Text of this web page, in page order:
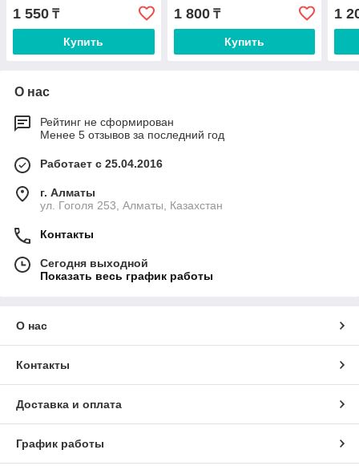
1 550 ₸
Купить
1 800₸
Купить
1
О нас
Рейтинг не сформирован
Менее 5 отзывов за последний год
Работает с 25.04.2016
г. Алматы
ул. Гоголя 253, Алматы, Казахстан
Контакты
Сегодня выходной
Показать весь график работы
О нас
Контакты
Доставка и оплата
График работы